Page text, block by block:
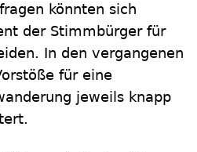
könnten sich
der Stimmbürger für
In den vergangenen
für eine
jeweils knapp